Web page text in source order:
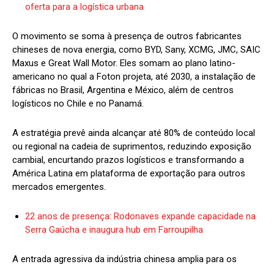
oferta para a logística urbana
O movimento se soma à presença de outros fabricantes
chineses de nova energia, como BYD, Sany, XCMG, JMC, SAIC
Maxus e Great Wall Motor. Eles somam ao plano latino-
americano no qual a Foton projeta, até 2030, a instalação de
fábricas no Brasil, Argentina e México, além de centros
logísticos no Chile e no Panamá.
A estratégia prevê ainda alcançar até 80% de conteúdo local
ou regional na cadeia de suprimentos, reduzindo exposição
cambial, encurtando prazos logísticos e transformando a
América Latina em plataforma de exportação para outros
mercados emergentes.
22 anos de presença: Rodonaves expande capacidade na
Serra Gaúcha e inaugura hub em Farroupilha
A entrada agressiva da indústria chinesa amplia para os